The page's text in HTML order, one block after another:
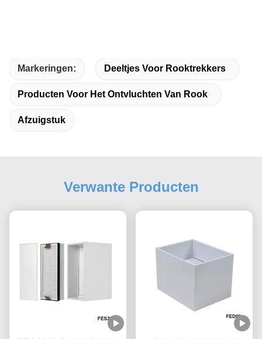
Markeringen: Deeltjes Voor Rooktrekkers
Producten Voor Het Ontvluchten Van Rook
Afzuigstuk
Verwante Producten